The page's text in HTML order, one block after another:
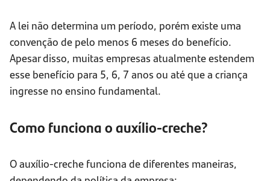
A lei não determina um período, porém existe uma
convenção de pelo menos 6 meses do benefício.
Apesar disso, muitas empresas atualmente estendem
esse benefício para 5, 6, 7 anos ou até que a criança
ingresse no ensino fundamental.
Como funciona o auxílio-creche?
O auxílio-creche funciona de diferentes maneiras,